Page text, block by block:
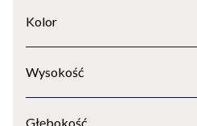
Kolor
Wysokość
Głębokość